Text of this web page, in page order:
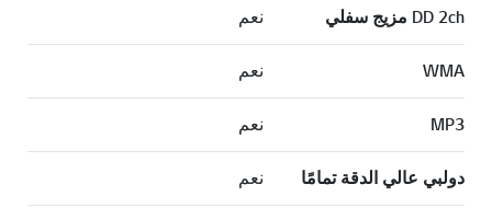
DD 2ch مزيج سفلي نعم
WMA نعم
MP3 نعم
دولبي عالي الدقة تمامًا نعم